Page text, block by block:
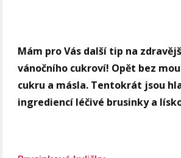
Mám pro Vás další tip na
vánočního cukroví! Opět bez
cukru a másla. Tentokrát jsou
ingrediencí léčivé brusinky a